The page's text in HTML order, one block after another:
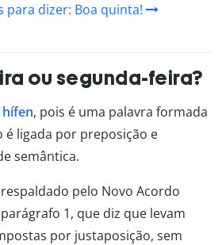
para dizer: Boa quinta!
ou segunda-feira?
hífen, pois é uma palavra formada
é ligada por preposição e
semântica.
pelo Novo Acordo
1, que diz que levam
por justaposição, sem